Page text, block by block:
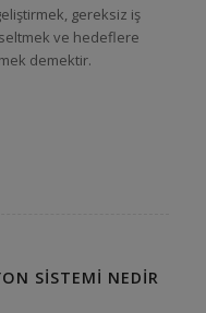
gereksiz iş
ve hedeflere
demektir.
SISTEMI NEDIR